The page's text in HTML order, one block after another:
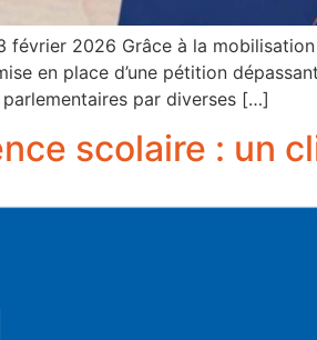
février 2026 Grâce à la
en place d’une pétition
par diverses […]
scolaire : un